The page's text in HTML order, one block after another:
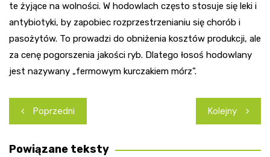
te żyjące na wolności. W hodowlach często stosuje się leki i
antybiotyki, by zapobiec rozprzestrzenianiu się chorób i
pasożytów. To prowadzi do obniżenia kosztów produkcji, ale
za cenę pogorszenia jakości ryb. Dlatego łosoś hodowlany
jest nazywany „fermowym kurczakiem mórz”.
Nawigacja
wpisu
Poprzedni Kolejny
Powiązane teksty